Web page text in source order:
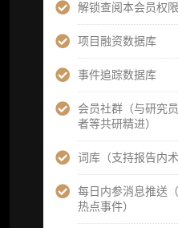
解锁查阅本会员权
项目融资数据库
事件追踪数据库
会员社群（与研究
者等共研精进）
词库（支持报告内
每日内参消息推送
热点事件）
机构高级
获得专业团
¥
企业多账号 (3 席位
服)